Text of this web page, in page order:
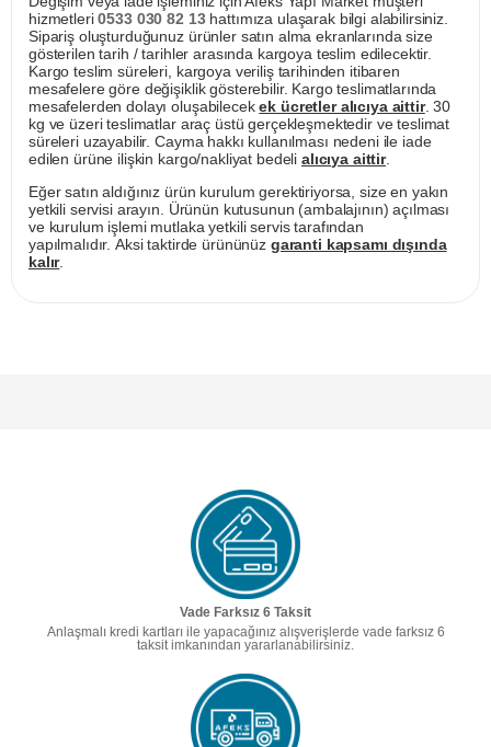
hizmetleri0533 030 82 13hattımıza ulaşarak bilgi alabilirsiniz.
Sipariş oluşturduğunuz ürünler satın alma ekranlarında size
gösterilen tarih / tarihler arasında kargoya teslim edilecektir.
Kargo teslim süreleri, kargoya veriliş tarihinden itibaren
mesafelere göre değişiklik gösterebilir. Kargo teslimatlarında
mesafelerden dolayı oluşabilecekek ücretler alıcıya aittir. 30
kg ve üzeri teslimatlar araç üstü gerçekleşmektedir ve teslimat
süreleri uzayabilir. Cayma hakkı kullanılması nedeni ile iade
edilen ürüne ilişkin kargo/nakliyat bedeli alıcıya aittir.
Eğer satın aldığınız ürün kurulum gerektiriyorsa, size en yakın
yetkili servisi arayın. Ürünün kutusunun (ambalajının) açılması
ve kurulum işlemi mutlaka yetkili servis tarafından
yapılmalıdır. Aksi taktirde ürününüz garanti kapsamı dışında
kalır.
Vade Farksız 6 Taksit
Anlaşmalı kredi kartları ile yapacağınız alışverişlerde vade farksız 6
taksit imkanından yararlanabilirsiniz.